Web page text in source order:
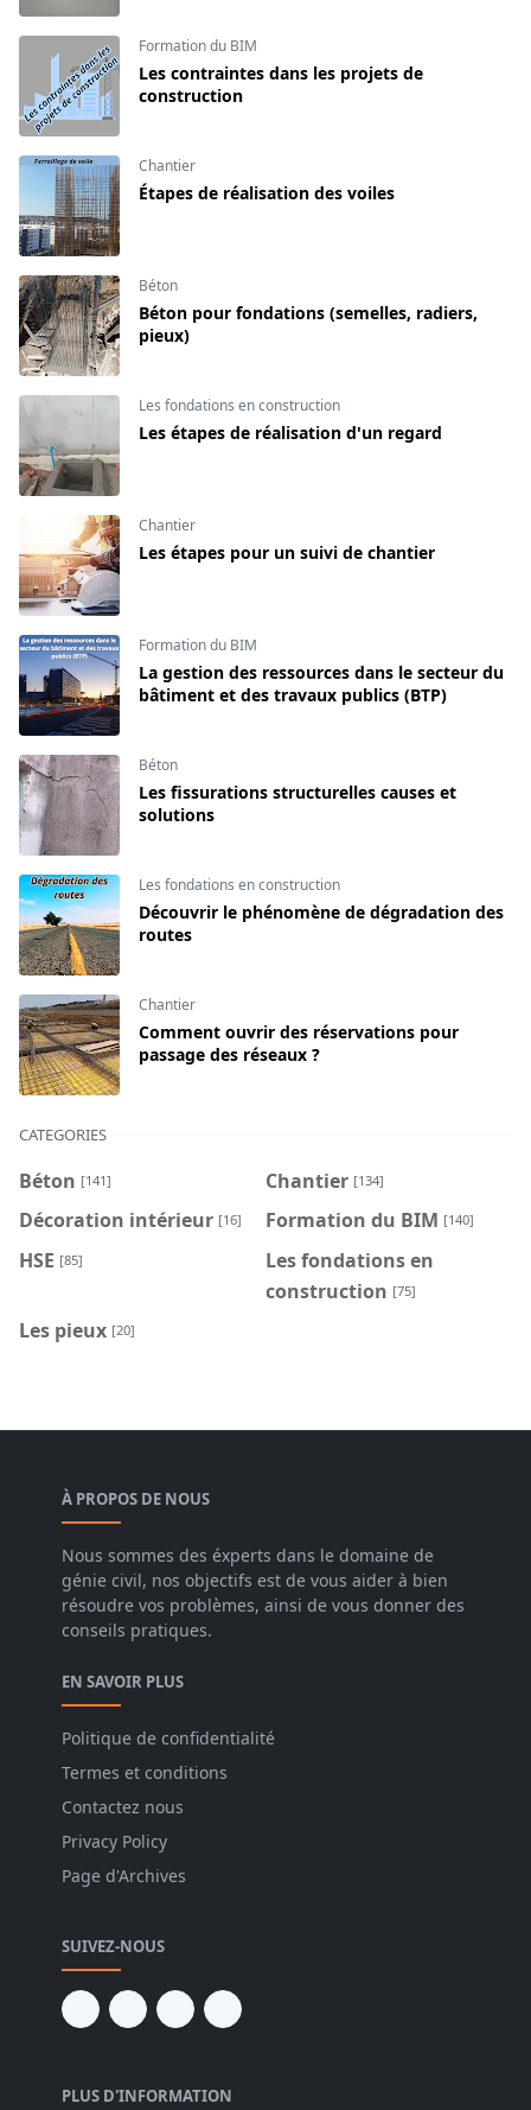
Formation du BIM
Les contraintes dans les projets de
construction
Chantier
Étapes de réalisation des voiles
Béton
Béton pour fondations (semelles, radiers,
pieux)
Les fondations en construction
Les étapes de réalisation d'un regard
Chantier
Les étapes pour un suivi de chantier
Formation du BIM
La gestion des ressources dans le secteur du
bâtiment et des travaux publics (BTP)
Béton
Les fissurations structurelles causes et
solutions
Les fondations en construction
Découvrir le phénomène de dégradation des
routes
Chantier
Comment ouvrir des réservations pour
passage des réseaux ?
CATEGORIES
Béton [141] Chantier [134]
Décoration intérieur [16] Formation du BIM [140]
HSE [85]
Les fondations en
construction [75]
Les pieux [20]
À PROPOS DE NOUS
Nous sommes des éxperts dans le domaine de
génie civil, nos objectifs est de vous aider à bien
résoudre vos problèmes, ainsi de vous donner des
conseils pratiques.
EN SAVOIR PLUS
Politique de confidentialité
Termes et conditions
Contactez nous
Privacy Policy
Page d'Archives
SUIVEZ-NOUS
PLUS D'INFORMATION